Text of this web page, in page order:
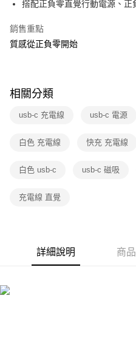
搭配正負零直覺行動電源、正
銷售重點
質感從正負零開始
相關分類
usb-c 充電線 usb-c 電源
白色 充電線 快充 充電線
白色 usb-c usb-c 磁吸
充電線 直覺
詳細說明 商